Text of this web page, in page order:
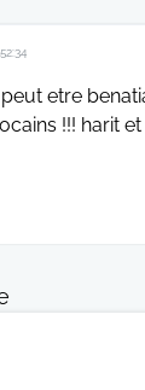
etre
!!! harit et